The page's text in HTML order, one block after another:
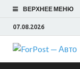
ВЕРХНЕЕ МЕНЮ
07.08.2026